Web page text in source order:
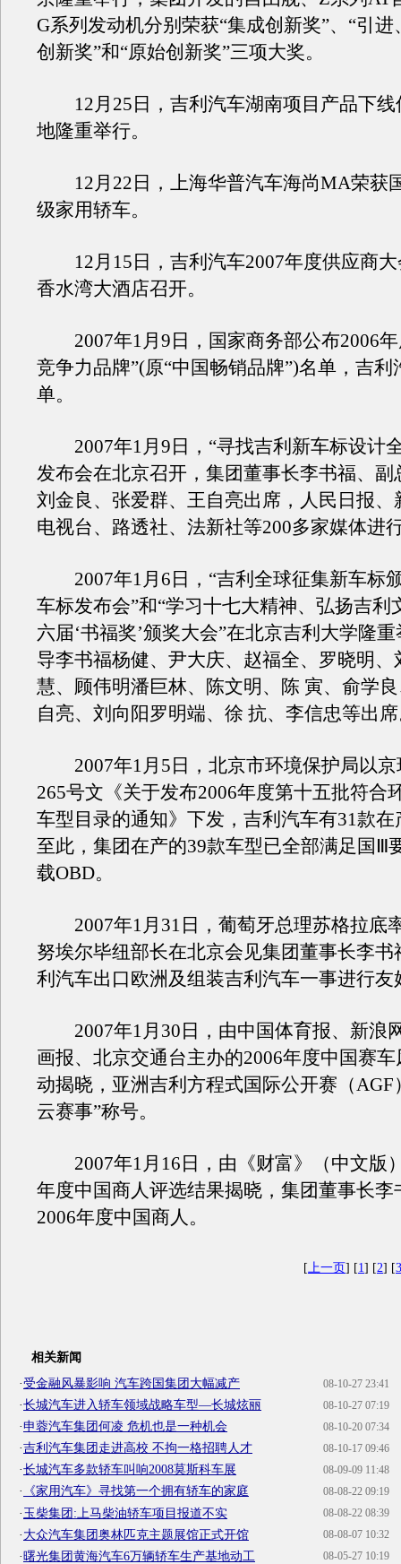
G系列发动机分别荣获“集成创新奖”、“引
创新奖”和“原始创新奖”三项大奖。
12月25日，吉利汽车湖南项目产品下线
地隆重举行。
12月22日，上海华普汽车海尚MA荣获
级家用轿车。
12月15日，吉利汽车2007年度供应商大
香水湾大酒店召开。
2007年1月9日，国家商务部公布2006年
竞争力品牌”(原“中国畅销品牌”)名单，吉利
单。
2007年1月9日，“寻找吉利新车标设计
发布会在北京召开，集团董事长李书福、副
刘金良、张爱群、王自亮出席，人民日报、
电视台、路透社、法新社等200多家媒体进
2007年1月6日，“吉利全球征集新车标
车标发布会”和“学习十七大精神、弘扬吉利
六届‘书福奖’颁奖大会”在北京吉利大学隆
导李书福杨健、尹大庆、赵福全、罗晓明、
慧、顾伟明潘巨林、陈文明、陈 寅、俞学
自亮、刘向阳罗明端、徐 抗、李信忠等出
2007年1月5日，北京市环境保护局以京
265号文《关于发布2006年度第十五批符合
车型目录的通知》下发，吉利汽车有31款
至此，集团在产的39款车型已全部满足国Ⅲ
载OBD。
2007年1月31日，葡萄牙总理苏格拉底
努埃尔毕纽部长在北京会见集团董事长李书
利汽车出口欧洲及组装吉利汽车一事进行友
2007年1月30日，由中国体育报、新浪
画报、北京交通台主办的2006年度中国赛
动揭晓，亚洲吉利方程式国际公开赛（AGF
云赛事”称号。
2007年1月16日，由《财富》（中文版
年度中国商人评选结果揭晓，集团董事长李
2006年度中国商人。
[上一页] [1] [2] [3
相关新闻
08-10-27 23:41
·受金融风暴影响 汽车跨国集团大幅减产
08-10-27 07:19
·长城汽车进入轿车领域战略车型—长城炫丽
08-10-20 07:34
·申蓉汽车集团何凌 危机也是一种机会
08-10-17 09:46
·吉利汽车集团走进高校 不拘一格招聘人才
08-09-09 11:48
·长城汽车多款轿车叫响2008莫斯科车展
08-08-22 09:19
· 《家用汽车》寻找第一个拥有轿车的家庭
08-08-22 08:39
·玉柴集团:上马柴油轿车项目报道不实
08-08-07 10:32
·大众汽车集团奥林匹克主题展馆正式开馆
08-05-27 10:19
·曙光集团黄海汽车6万辆轿车生产基地动工